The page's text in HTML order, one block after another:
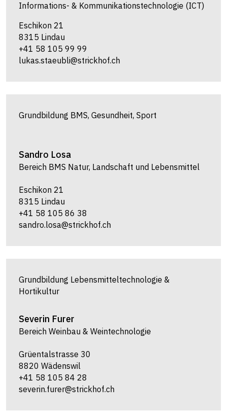
Informations- & Kommunikationstechnologie (ICT)
Eschikon 21
8315 Lindau
+41 58 105 99 99
lukas.staeubli@strickhof.ch
Grundbildung BMS, Gesundheit, Sport
Sandro Losa
Bereich BMS Natur, Landschaft und Lebensmittel
Eschikon 21
8315 Lindau
+41 58 105 86 38
sandro.losa@strickhof.ch
Grundbildung Lebensmitteltechnologie &
Hortikultur
Severin Furer
Bereich Weinbau & Weintechnologie
Grüentalstrasse 30
8820 Wädenswil
+41 58 105 84 28
severin.furer@strickhof.ch